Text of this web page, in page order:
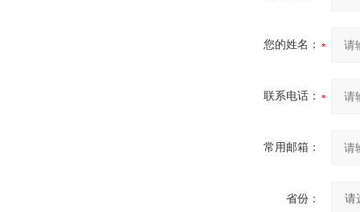
您的姓名：
联系电话：
常用邮箱：
省份：